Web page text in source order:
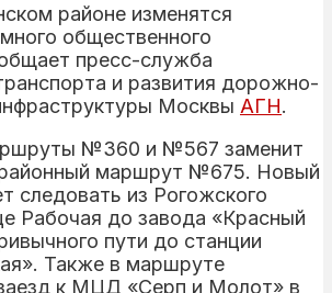
районе изменятся
общественного
пресс-служба
и развития дорожно-
Москвы АГН.
№360 и №567 заменит
маршрут №675. Новый
следовать из Рогожского
Рабочая до завода «Красный
пути до станции
Также в маршруте
к МЦД «Серп и Молот» в